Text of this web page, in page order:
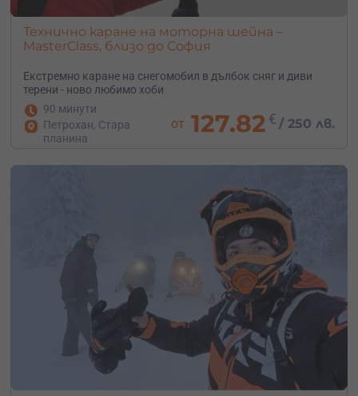
Технично каране на моторна шейна –
MasterClass, близо до София
Екстремно каране на снегомобил в дълбок сняг и диви
терени - ново любимо хоби
90 минути
Петрохан, Стара
планина
от 127.82 € / 250 лв.